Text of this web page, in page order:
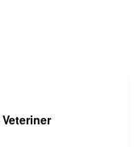
Veteriner